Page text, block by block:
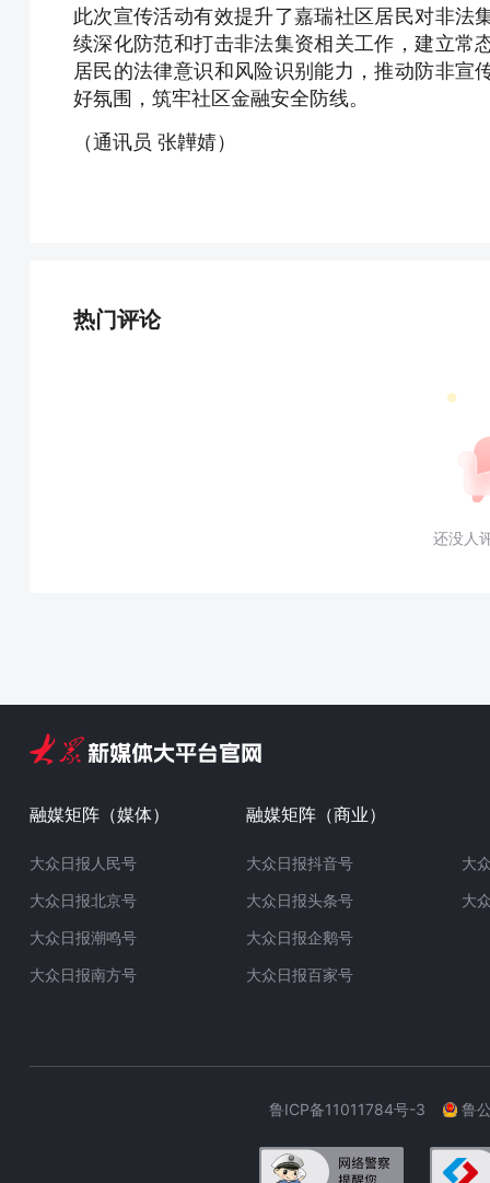
此次宣传活动有效提升了嘉瑞社区居民对非法
续深化防范和打击非法集资相关工作，建立常
居民的法律意识和风险识别能力，推动防非宣
好氛围，筑牢社区金融安全防线。
（通讯员 张韡婧）
热门评论
还没人
融媒矩阵（媒体）
大众日报人民号
大众日报北京号
大众日报潮鸣号
大众日报南方号
融媒矩阵（商业）
大众日报抖音号
大众日报头条号
大众日报企鹅号
大众日报百家号
大
大
鲁ICP备11011784号-3 鲁